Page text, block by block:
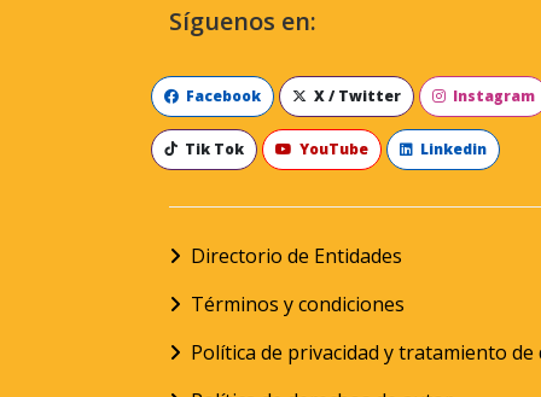
Síguenos en:
Facebook X / Twitter Instagram
Tik Tok YouTube Linkedin
Directorio de Entidades
Términos y condiciones
Política de privacidad y tratamiento